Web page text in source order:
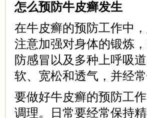
怎么预防牛皮癣发生
在牛皮癣的预防工作中
注意加强对身体的锻炼
防感冒以及多种上呼吸
软、宽松和透气，并经
要做好牛皮癣的预防工
调理。日常要经常保持